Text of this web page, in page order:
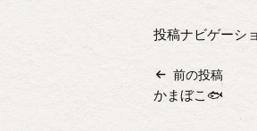
投稿ナビゲーシ
前の投稿
かまぼこ🐟